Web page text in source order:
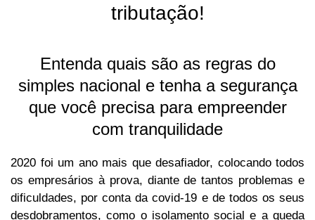
tributação!
Entenda quais são as regras do
simples nacional e tenha a segurança
que você precisa para empreender
com tranquilidade
2020 foi um ano mais que desafiador, colocando todos
os empresários à prova, diante de tantos problemas e
dificuldades, por conta da covid-19 e de todos os seus
desdobramentos, como o isolamento social e a queda